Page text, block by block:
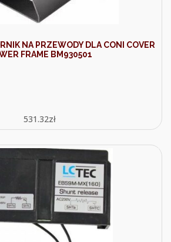
NA PRZEWODY DLA CONI COVER
FRAME BM930501
531.32zł